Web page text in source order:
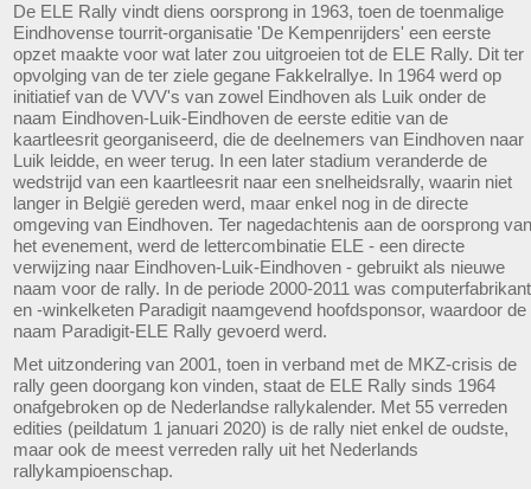
De ELE Rally vindt diens oorsprong in 1963, toen de toenmalige
Eindhovense tourrit-organisatie 'De Kempenrijders' een eerste
opzet maakte voor wat later zou uitgroeien tot de ELE Rally. Dit ter
opvolging van de ter ziele gegane Fakkelrallye. In 1964 werd op
initiatief van de VVV's van zowel Eindhoven als Luik onder de
naam Eindhoven-Luik-Eindhoven de eerste editie van de
kaartleesrit georganiseerd, die de deelnemers van Eindhoven naar
Luik leidde, en weer terug. In een later stadium veranderde de
wedstrijd van een kaartleesrit naar een snelheidsrally, waarin niet
langer in België gereden werd, maar enkel nog in de directe
omgeving van Eindhoven. Ter nagedachtenis aan de oorsprong van
het evenement, werd de lettercombinatie ELE - een directe
verwijzing naar Eindhoven-Luik-Eindhoven - gebruikt als nieuwe
naam voor de rally. In de periode 2000-2011 was computerfabrikant
en -winkelketen Paradigit naamgevend hoofdsponsor, waardoor de
naam Paradigit-ELE Rally gevoerd werd.
Met uitzondering van 2001, toen in verband met de MKZ-crisis de
rally geen doorgang kon vinden, staat de ELE Rally sinds 1964
onafgebroken op de Nederlandse rallykalender. Met 55 verreden
edities (peildatum 1 januari 2020) is de rally niet enkel de oudste,
maar ook de meest verreden rally uit het Nederlands
rallykampioenschap.